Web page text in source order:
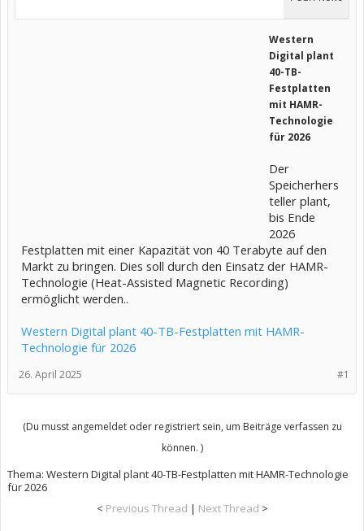
Western
Digital plant
40-TB-
Festplatten
mit HAMR-
Technologie
für 2026
Der
Speicherhers
teller plant,
bis Ende
2026
Festplatten mit einer Kapazität von 40 Terabyte auf den
Markt zu bringen. Dies soll durch den Einsatz der HAMR-
Technologie (Heat-Assisted Magnetic Recording)
ermöglicht werden..
Western Digital plant 40-TB-Festplatten mit HAMR-
Technologie für 2026
#1
26. April 2025
(Du musst angemeldet oder registriert sein, um Beiträge verfassen zu
können. )
Thema: Western Digital plant 40-TB-Festplatten mit HAMR-Technologie
für 2026
< Previous Thread | Next Thread >